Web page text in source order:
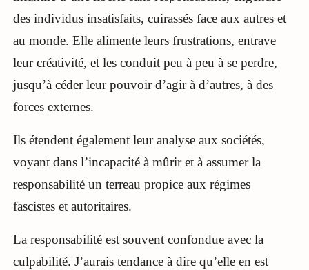
des individus insatisfaits, cuirassés face aux autres et
au monde. Elle alimente leurs frustrations, entrave
leur créativité, et les conduit peu à peu à se perdre,
jusqu’à céder leur pouvoir d’agir à d’autres, à des
forces externes.
Ils étendent également leur analyse aux sociétés,
voyant dans l’incapacité à mûrir et à assumer la
responsabilité un terreau propice aux régimes
fascistes et autoritaires.
La responsabilité est souvent confondue avec la
culpabilité. J’aurais tendance à dire qu’elle en est